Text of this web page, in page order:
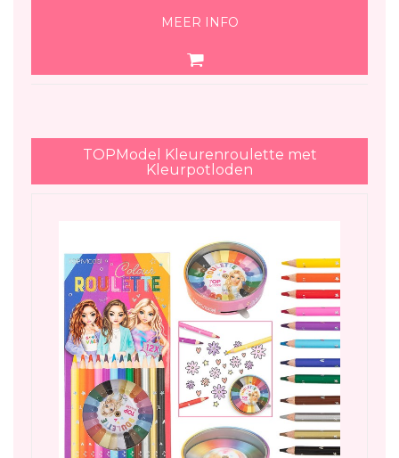
MEER INFO
TOPModel Kleurenroulette met
Kleurpotloden